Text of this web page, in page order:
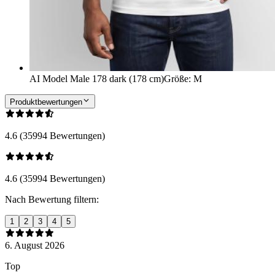
AI Model Male 178 dark (178 cm)Größe: M
Produktbewertungen
4.6 (35994 Bewertungen)
4.6 (35994 Bewertungen)
Nach Bewertung filtern:
1 2 3 4 5
6. August 2026
Top